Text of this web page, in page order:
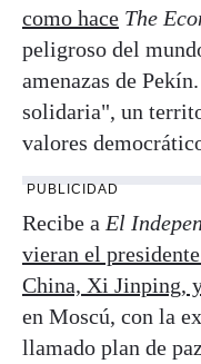
como hace The
peligroso del
amenazas de
solidaria", un
valores
PUBLICIDAD
Recibe a El
vieran el
China, Xi Jinping,
en Moscú, con la
llamado plan de